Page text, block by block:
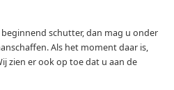
schutter, dan mag u onder
Als het moment daar is,
zien er ook op toe dat u aan de